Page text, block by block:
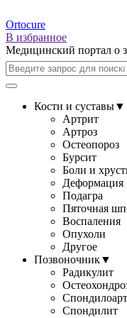
Ortocure
В избранное
Медицинский портал о
Кости и суставы▼
Артрит
Артроз
Остеопороз
Бурсит
Боли и
Деформация
Подагра
Пяточная
Воспаления
Опухоли
Другое
Позвоночник▼
Радикулит
Спондилит